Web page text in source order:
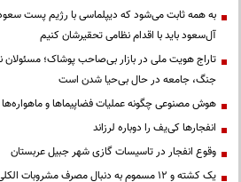
به همه ثابت می‌شود که دیپلماسی با رژیم پست
آل‌سعود باید با اقدام نظامی تحقیرشان کنیم
تاراج هویت ملی در بازار بی‌صاحب پوشاک؛ مسئولان
جنگ، جامعه در حال بی‌حیا شدن است
هوش مصنوعی چگونه عملیات فضاپیماها و ماهواره‌ها
انفجارها کی‌یف را دوباره لرزاند
وقوع انفجار در تاسیسات گازی شهر جبیل عربستان
یک کشته و ۱۲ مسموم به دنبال مصرف مشروبات الکلی در نیشابور